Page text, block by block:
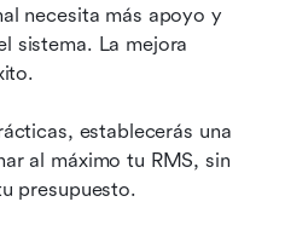
necesita más apoyo y
sistema. La mejora
establecerás una
al máximo tu RMS, sin
presupuesto.